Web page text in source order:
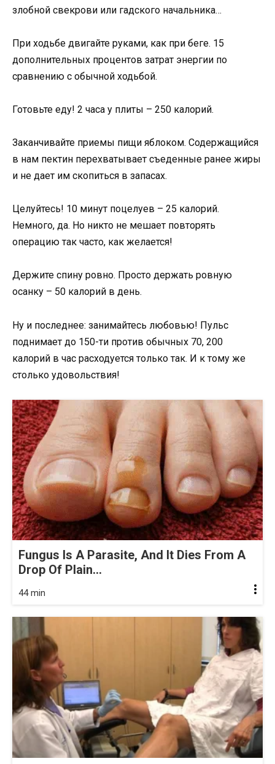
злобной свекрови или гадского начальника…
При ходьбе двигайте руками, как при беге. 15
дополнительных процентов затрат энергии по
сравнению с обычной ходьбой.
Готовьте еду! 2 часа у плиты – 250 калорий.
Заканчивайте приемы пищи яблоком. Содержащийся
в нам пектин перехватывает съеденные ранее жиры
и не дает им скопиться в запасах.
Целуйтесь! 10 минут поцелуев – 25 калорий.
Немного, да. Но никто не мешает повторять
операцию так часто, как желается!
Держите спину ровно. Просто держать ровную
осанку – 50 калорий в день.
Ну и последнее: занимайтесь любовью! Пульс
поднимает до 150-ти против обычных 70, 200
калорий в час расходуется только так. И к тому же
столько удовольствия!
Fungus Is A Parasite, And It Dies From A
Drop Of Plain...
44 min